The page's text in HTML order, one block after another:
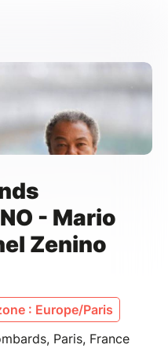
- Mario
Zenino
: Europe/Paris
Paris, France